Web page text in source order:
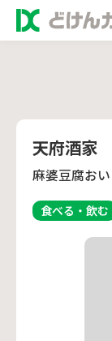
天府酒家
麻婆豆腐おい
食べる・飲む